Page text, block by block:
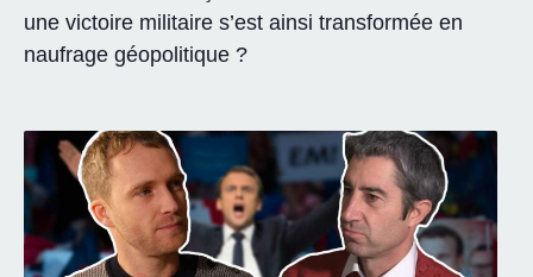
une victoire militaire s’est ainsi transformée en
naufrage géopolitique ?